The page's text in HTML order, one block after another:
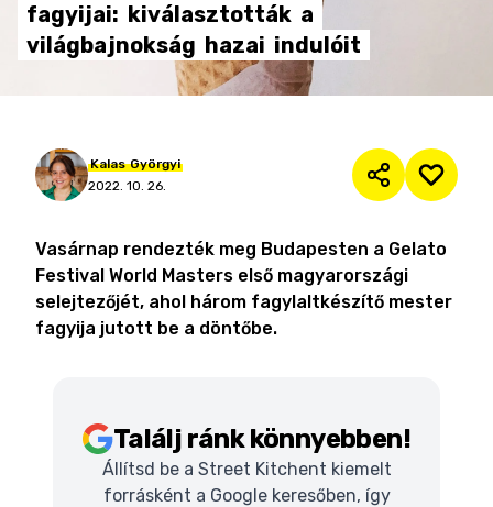
fagyijai: kiválasztották a
világbajnokság hazai indulóit
Kalas Györgyi
2022. 10. 26.
Vasárnap rendezték meg Budapesten a Gelato
Festival World Masters első magyarországi
selejtezőjét, ahol három fagylaltkészítő mester
fagyija jutott be a döntőbe.
Találj ránk könnyebben!
Állítsd be a Street Kitchent kiemelt
forrásként a Google keresőben, így